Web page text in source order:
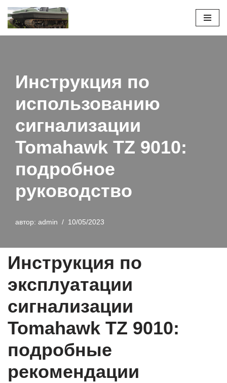
Перейти
Инструкция по
использованию
сигнализации
Tomahawk TZ 9010:
подробное
руководство
автор: admin 10/05/2023
Инструкция по
эксплуатации
сигнализации
Tomahawk TZ 9010:
подробные
рекомендации